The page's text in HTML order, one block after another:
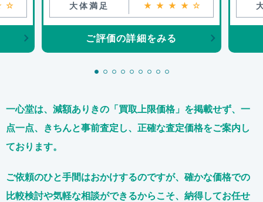
大体満足 ★★★★☆
ご評価の詳細をみる
一心堂は、減額ありきの「買取上限価格」を掲載せず、 一
点一点、きちんと事前査定し、正確な査定価格をご案内し
ております。
ご依頼のひと手間はおかけするのですが、 確かな価格での
比較検討や気軽な相談ができるからこそ、 納得してお任せ